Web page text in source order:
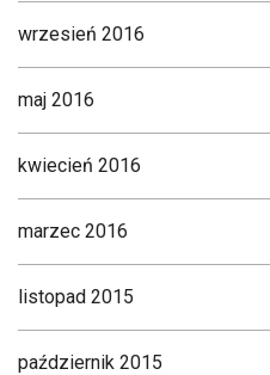
wrzesień 2016
maj 2016
kwiecień 2016
marzec 2016
listopad 2015
październik 2015